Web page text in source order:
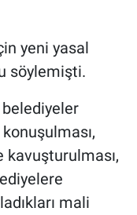
yeni yasal
söylemişti.
kavuşturulması,
mali